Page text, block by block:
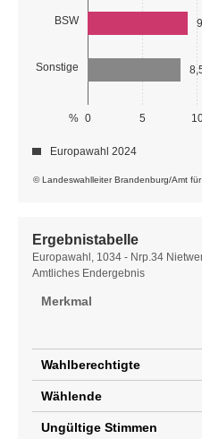
BSW
Sonstige
0 5
%
© Landeswahlleiter Brandenburg/Amt
Europawahl 2024
Ergebnistabelle
Ergebnistabelle
Europawahl, 1034 - Nrp.34
Amtliches Endergebnis
Merkmal
Wahlberechtigte
Wählende
Ungültige Stimmen